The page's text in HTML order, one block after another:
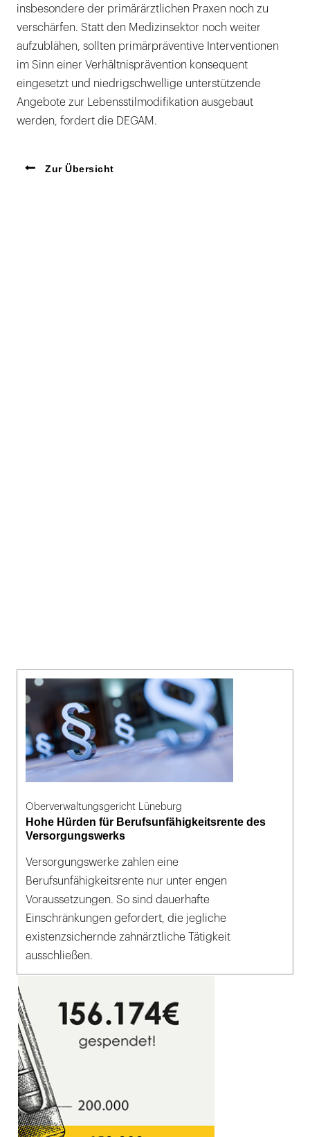
insbesondere der primärärztlichen Praxen noch zu
verschärfen. Statt den Medizinsektor noch weiter
aufzublähen, sollten primärpräventive Interventionen
im Sinn einer Verhältnisprävention konsequent
eingesetzt und niedrigschwellige unterstützende
Angebote zur Lebensstilmodifikation ausgebaut
werden, fordert die DEGAM.
Zur Übersicht
Oberverwaltungsgericht Lüneburg
Hohe Hürden für Berufsunfähigkeitsrente des
Versorgungswerks
Versorgungswerke zahlen eine
Berufsunfähigkeitsrente nur unter engen
Voraussetzungen. So sind dauerhafte
Einschränkungen gefordert, die jegliche
existenzsichernde zahnärztliche Tätigkeit
ausschließen.